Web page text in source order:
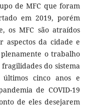
de MFC que foram
em 2019, porém
os MFC são atraídos
aspectos da cidade e
o trabalho
do sistema
cinco anos e
de COVID-19
de eles desejarem